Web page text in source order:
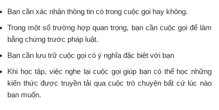
Bạn cần xác nhận thông tin có trong cuộc gọi hay không.
Trong một số trường hợp quan trọng, bạn cần cuộc gọi để làm
bằng chứng trước pháp luật.
Bạn cần lưu trữ cuộc gọi có ý nghĩa đặc biệt với bạn
Khi học tập, việc nghe lại cuộc gọi giúp bạn có thể học những
kiến thức được truyền tải qua cuộc trò chuyện bất cứ lúc nào
bạn muốn.